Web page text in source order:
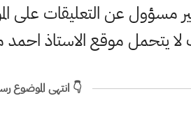
مسؤول عن التعليقات
يتحمل موقع الاستاذ
👇 انتهى الموضوع